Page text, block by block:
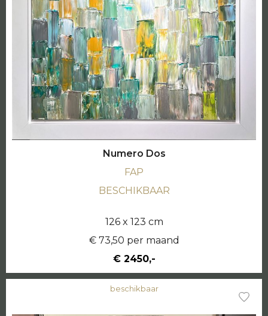
Numero Dos
FAP
BESCHIKBAAR
126 x 123 cm
€ 73,50 per maand
€ 2450,-
beschikbaar